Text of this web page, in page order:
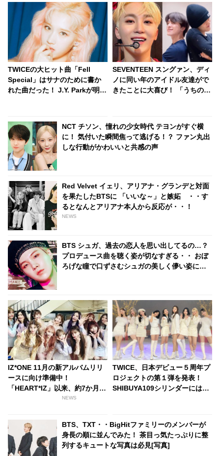
TWICEの大ヒット曲「Fell
Special」はサナのために書か
れた曲だった！ J.Y. Parkが明か
ちの友情に敬意を表す
SEVENTEEN スングァン、ディ
ノに同い年のアイドル友達がで
きたことに大喜び！ 「うちのデ
しまくり！ ディノの友達とはい
ったいダレ？
NCT チソン、憧れの少女時代 テヨンがすぐ横
に！ 気付いた瞬間焦って逃げる！？ ファン丸出
しな行動がかわいいと共感の声
Red Velvet イェリ、アリアナ・グランデと対面
を果たしたBTSに 「いいな～」と嫉妬 ・・す
るとなんとアリアナ本人から反応が・・！
NEWS
BTS シュガ、過去の恋人を思い出してるの…？
プロデュース曲を聴く姿が切なすぎる・・ おぼ
ろげな瞳で口ずさむシュガの美しく儚い姿にく
IZ*ONE 11月の新アルバムリリ
ースに向け準備中！
「HEART*IZ」以来、約7か月ぶ
りのカムバックへNEWS
TWICE、日本デビュー５周年プ
ロジェクトの第１弾を発表！
SHIBUYA109シリンダーには日
BTS、TXT・・BigHitファミリーのメンバーが
身長の順に並んでみた！ 茶目っ気たっぷりに整
列するキュートな写真は必見[写真]